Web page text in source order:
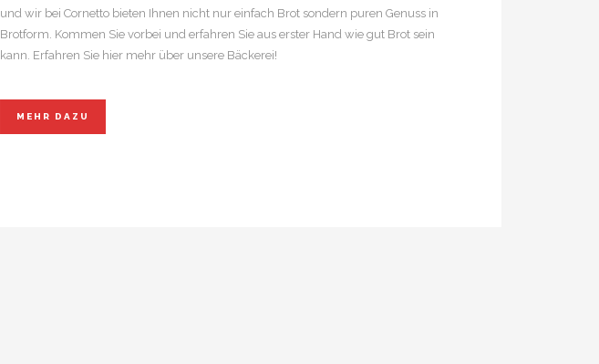
und wir bei Cornetto bieten Ihnen nicht nur einfach Brot sondern puren Genuss in
Brotform. Kommen Sie vorbei und erfahren Sie aus erster Hand wie gut Brot sein
kann. Erfahren Sie hier mehr über unsere Bäckerei!
MEHR DAZU